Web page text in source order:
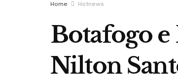
Home Hotnews
Botafogo
Nilton